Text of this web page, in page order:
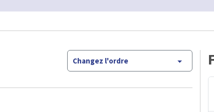
Changez l'ordre